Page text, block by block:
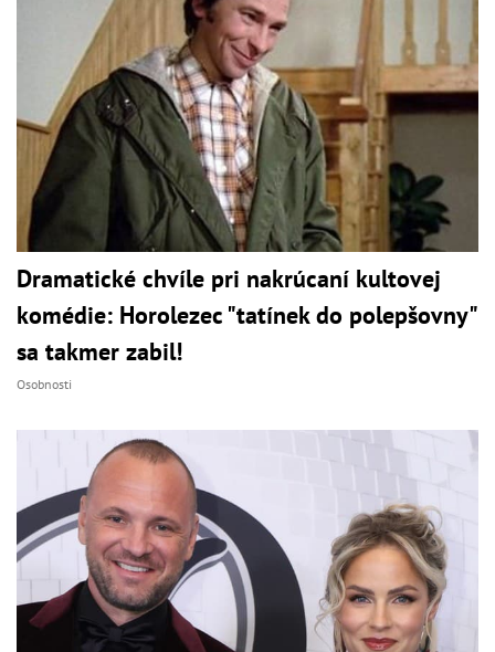
Dramatické chvíle pri nakrúcaní kultovej
komédie: Horolezec "tatínek do polepšovny"
sa takmer zabil!
Osobnosti